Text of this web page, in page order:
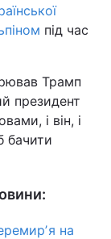
під час
Трамп
президент
і він, і
бачити
на